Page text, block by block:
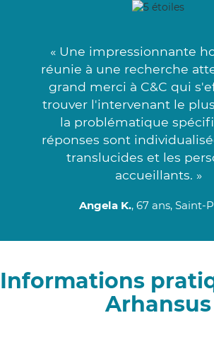
« Une impressionnante
réunie à une recherche
grand merci à C&C qui
trouver l'intervenant le
la problématique
réponses sont
translucides et les
accueillants. »
Angela K., 67 ans, Saint-
Informations
Arhansus